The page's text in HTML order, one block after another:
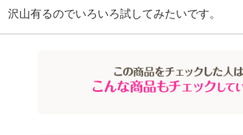
沢山有るのでいろいろ試してみたいです。